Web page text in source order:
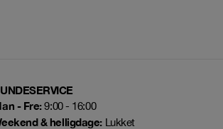
- Fre:9:00 - 16:00
& helligdage:Lukket